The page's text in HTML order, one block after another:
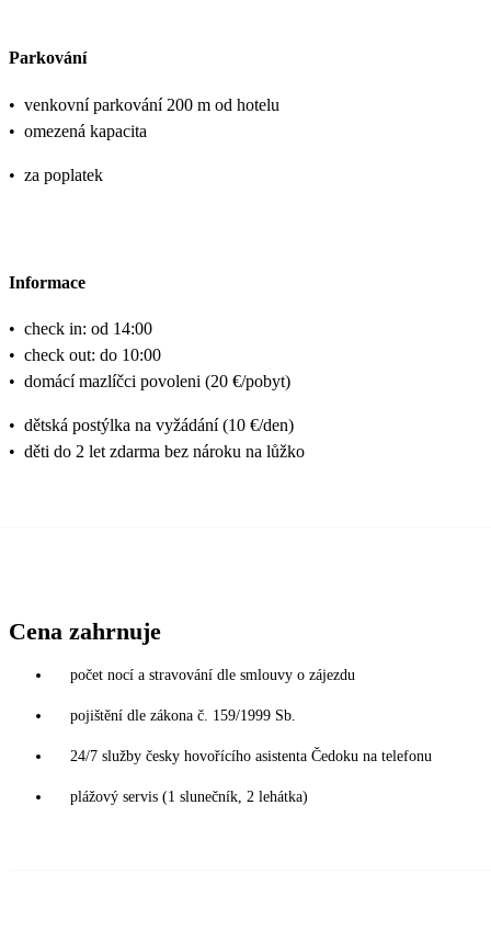
Parkování
• venkovní parkování 200 m od hotelu
• omezená kapacita
• za poplatek
Informace
• check in: od 14:00
• check out: do 10:00
• domácí mazlíčci povoleni (20 €/pobyt)
• dětská postýlka na vyžádání (10 €/den)
• děti do 2 let zdarma bez nároku na lůžko
Cena zahrnuje
počet nocí a stravování dle smlouvy o zájezdu
pojištění dle zákona č. 159/1999 Sb.
24/7 služby česky hovořícího asistenta Čedoku na telefonu
plážový servis (1 slunečník, 2 lehátka)